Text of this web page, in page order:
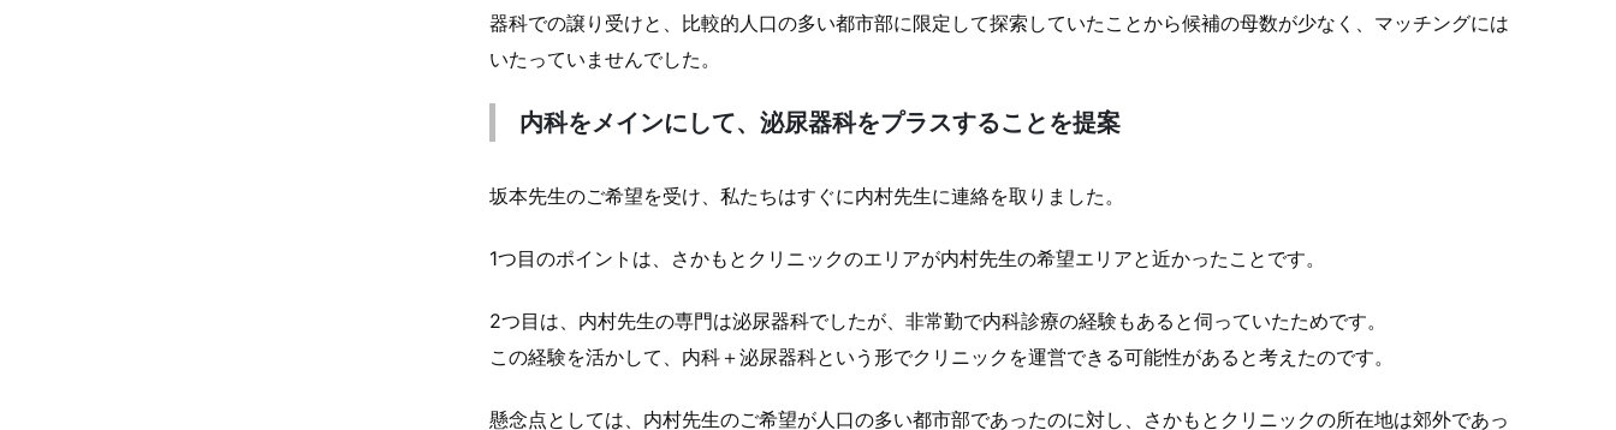
器科での譲り受けと、比較的人口の多い都市部に限定して探索していたことから候補の母数が少なく、マッチングには
いたっていませんでした。
内科をメインにして、泌尿器科をプラスすることを提案
坂本先生のご希望を受け、私たちはすぐに内村先生に連絡を取りました。
1つ目のポイントは、さかもとクリニックのエリアが内村先生の希望エリアと近かったことです。
2つ目は、内村先生の専門は泌尿器科でしたが、非常勤で内科診療の経験もあると伺っていたためです。
この経験を活かして、内科＋泌尿器科という形でクリニックを運営できる可能性があると考えたのです。
懸念点としては、内村先生のご希望が人口の多い都市部であったのに対し、さかもとクリニックの所在地は郊外であっ